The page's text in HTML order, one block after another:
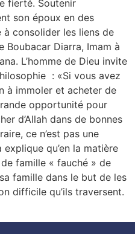
fierté. Soutenir
son époux en des
consolider les liens de
Boubacar Diarra, Imam à
L’homme de Dieu invite
: «Si vous avez
à immoler et acheter de
opportunité pour
d’Allah dans de bonnes
ce n’est pas une
qu’en la matière
famille « fauché » de
famille dans le but de les
difficile qu’ils traversent.